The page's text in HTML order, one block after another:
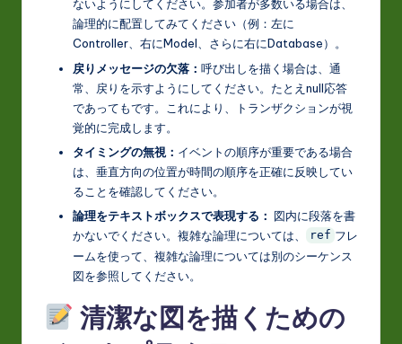
ないようにしてください。参加者が多数いる場合は、
論理的に配置してみてください（例：左に
Controller、右にModel、さらに右にDatabase）。
戻りメッセージの欠落： 呼び出しを描く場合は、通
常、戻りを示すようにしてください。たとえnull応答
であってもです。これにより、トランザクションが視
覚的に完成します。
タイミングの無視： イベントの順序が重要である場合
は、垂直方向の位置が時間の順序を正確に反映してい
ることを確認してください。
論理をテキストボックスで表現する： 図内に段落を書
かないでください。複雑な論理については、
ref フレ
ームを使って、複雑な論理については別のシーケンス
図を参照してください。
清潔な図を描くための